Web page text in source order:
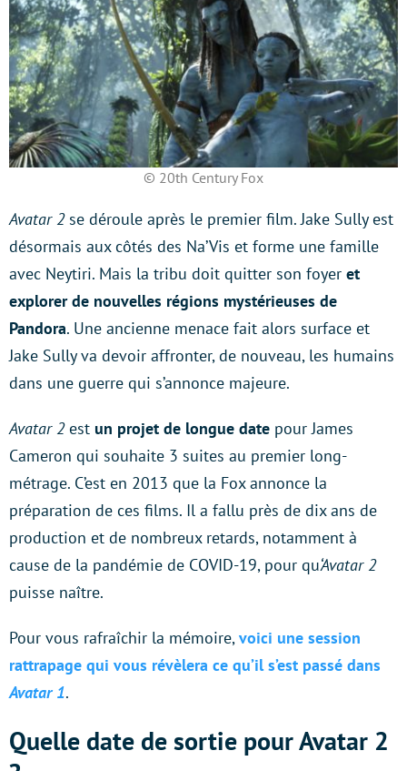
© 20th Century Fox
Avatar 2se déroule après le premier film. Jake Sully est
désormais aux côtés des Na’Vis et forme une famille
avec Neytiri. Mais la tribu doit quitter son foyer et
explorer de nouvelles régions mystérieuses de
Pandora. Une ancienne menace fait alors surface et
Jake Sully va devoir affronter, de nouveau, les humains
dans une guerre qui s’annonce majeure.
Avatar 2est un projet de longue date pour James
Cameron qui souhaite 3 suites au premier long-
métrage. C’est en 2013 que la Fox annonce la
préparation de ces films. Il a fallu près de dix ans de
production et de nombreux retards, notamment à
cause de la pandémie de COVID-19, pour qu‘Avatar 2
puisse naître.
Pour vous rafraîchir la mémoire,voici une session
rattrapage qui vous révèlera ce qu’il s’est passé dans
Avatar 1.
Quelle date de sortie pour Avatar 2